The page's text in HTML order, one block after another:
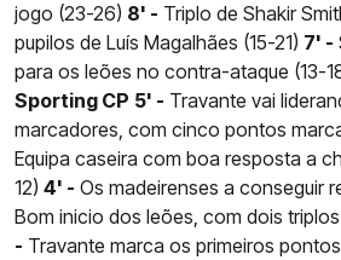
jogo (23-26) 8' - Triplo de Shakir
pupilos de Luís Magalhães (15-21) 7' -
para os leões no contra-ataque (13-
Sporting CP 5' - Travante vai
marcadores, com cinco pontos
Equipa caseira com boa resposta a
12) 4' - Os madeirenses a conseguir
Bom inicio dos leões, com dois
- Travante marca os primeiros